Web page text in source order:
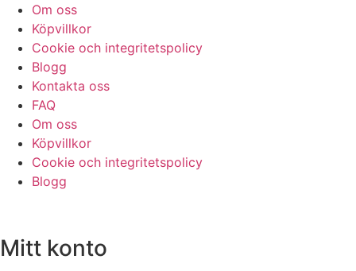
Om oss
Köpvillkor
Cookie och integritetspolicy
Blogg
Kontakta oss
FAQ
Om oss
Köpvillkor
Cookie och integritetspolicy
Blogg
Mitt konto